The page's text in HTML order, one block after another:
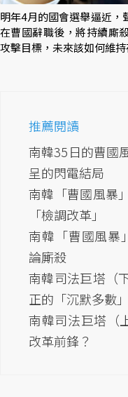
明年4月的國會選舉逼近，
在曹國辭職後，將持續廝
攻擊目標，未來該如何維
推薦閱讀
南韓35日的曹國
呈的閃電結局
南韓「曹國風暴
「檢調改革」
南韓「曹國風暴
論廝殺
南韓司法巨塔（
正的「沉默多數」
南韓司法巨塔（
改革前鋒？